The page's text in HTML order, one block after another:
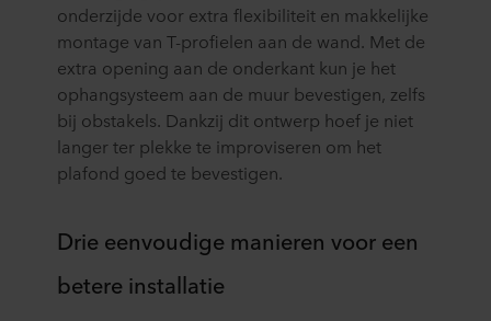
onderzijde voor extra flexibiliteit en makkelijke
montage van T-profielen aan de wand. Met de
extra opening aan de onderkant kun je het
ophangsysteem aan de muur bevestigen, zelfs
bij obstakels. Dankzij dit ontwerp hoef je niet
langer ter plekke te improviseren om het
plafond goed te bevestigen.
Drie eenvoudige manieren voor een
betere installatie